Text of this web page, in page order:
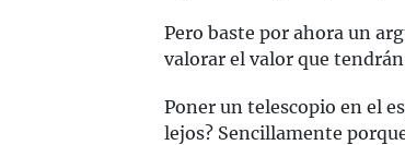
Pero baste por ahora un
valorar el valor que
Poner un telescopio en el
lejos? Sencillamente